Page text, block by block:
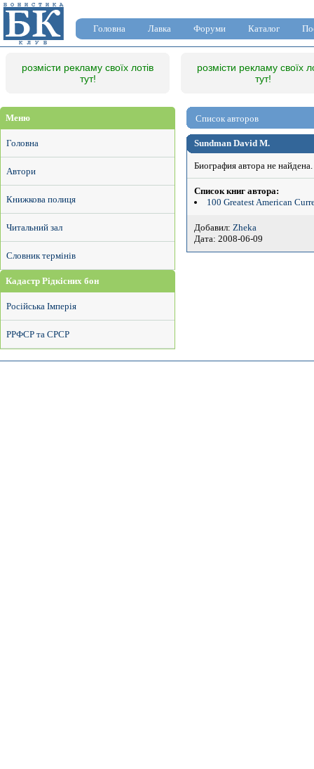
Головна Лавка Форуми Каталог
розмісти рекламу своїх лотів
тут!
розмісти рекламу своїх
тут!
Меню
Головна
Автори
Книжкова полиця
Читальний зал
Словник термінів
Кадастр Рідкісних бон
Російська Імперія
РРФСР та СРСР
Список авторов
Sundman David M.
Биография автора не найдена.
Список книг автора:
100 Greatest American
Добавил: Zheka
Дата: 2008-06-09